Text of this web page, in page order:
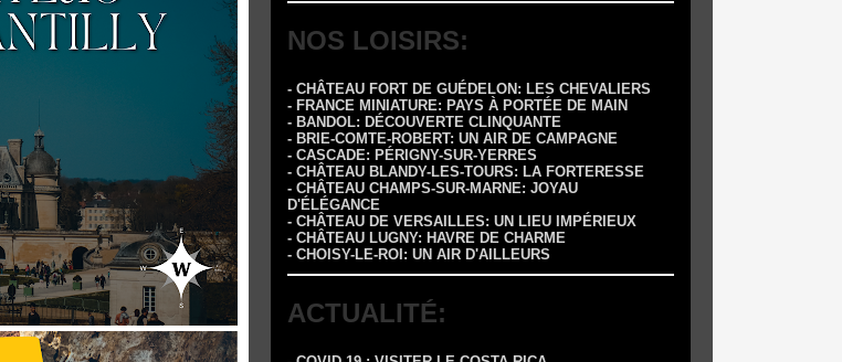
NOS LOISIRS:
- CHÂTEAU FORT DE GUÉDELON: LES CHEVALIERS
- FRANCE MINIATURE: PAYS À PORTÉE DE MAIN
- BANDOL: DÉCOUVERTE CLINQUANTE
- BRIE-COMTE-ROBERT: UN AIR DE CAMPAGNE
- CASCADE: PÉRIGNY-SUR-YERRES
- CHÂTEAU BLANDY-LES-TOURS: LA FORTERESSE
- CHÂTEAU CHAMPS-SUR-MARNE: JOYAU
D'ÉLÉGANCE
- CHÂTEAU DE VERSAILLES: UN LIEU IMPÉRIEUX
- CHÂTEAU LUGNY: HAVRE DE CHARME
- CHOISY-LE-ROI: UN AIR D'AILLEURS
ACTUALITÉ: